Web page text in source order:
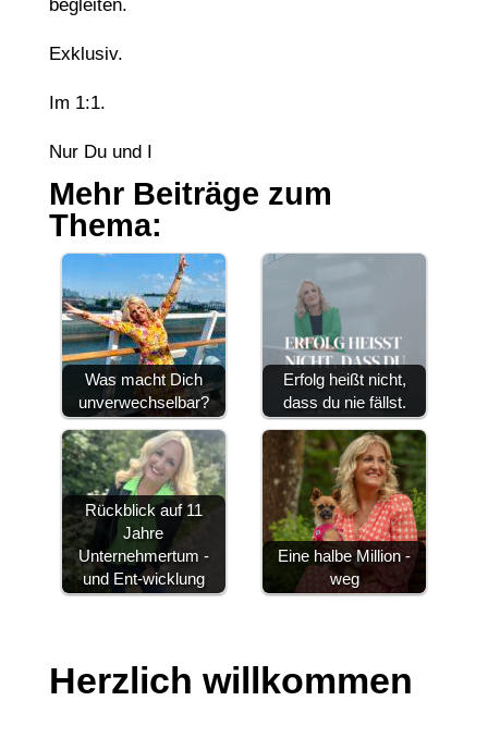
begleiten.
Exklusiv.
Im 1:1.
Nur Du und I
Mehr Beiträge zum
Thema:
Was macht Dich
unverwechselbar?
Erfolg heißt nicht,
dass du nie fällst.
Rückblick auf 11
Jahre
Unternehmertum -
und Ent-wicklung
Eine halbe Million -
weg
Herzlich willkommen